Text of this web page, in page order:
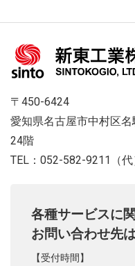
〒450-6424
愛知県名古屋市中村区
24階
TEL：052-582-9211（代
各種サービスに
お問い合わせ先
【受付時間】